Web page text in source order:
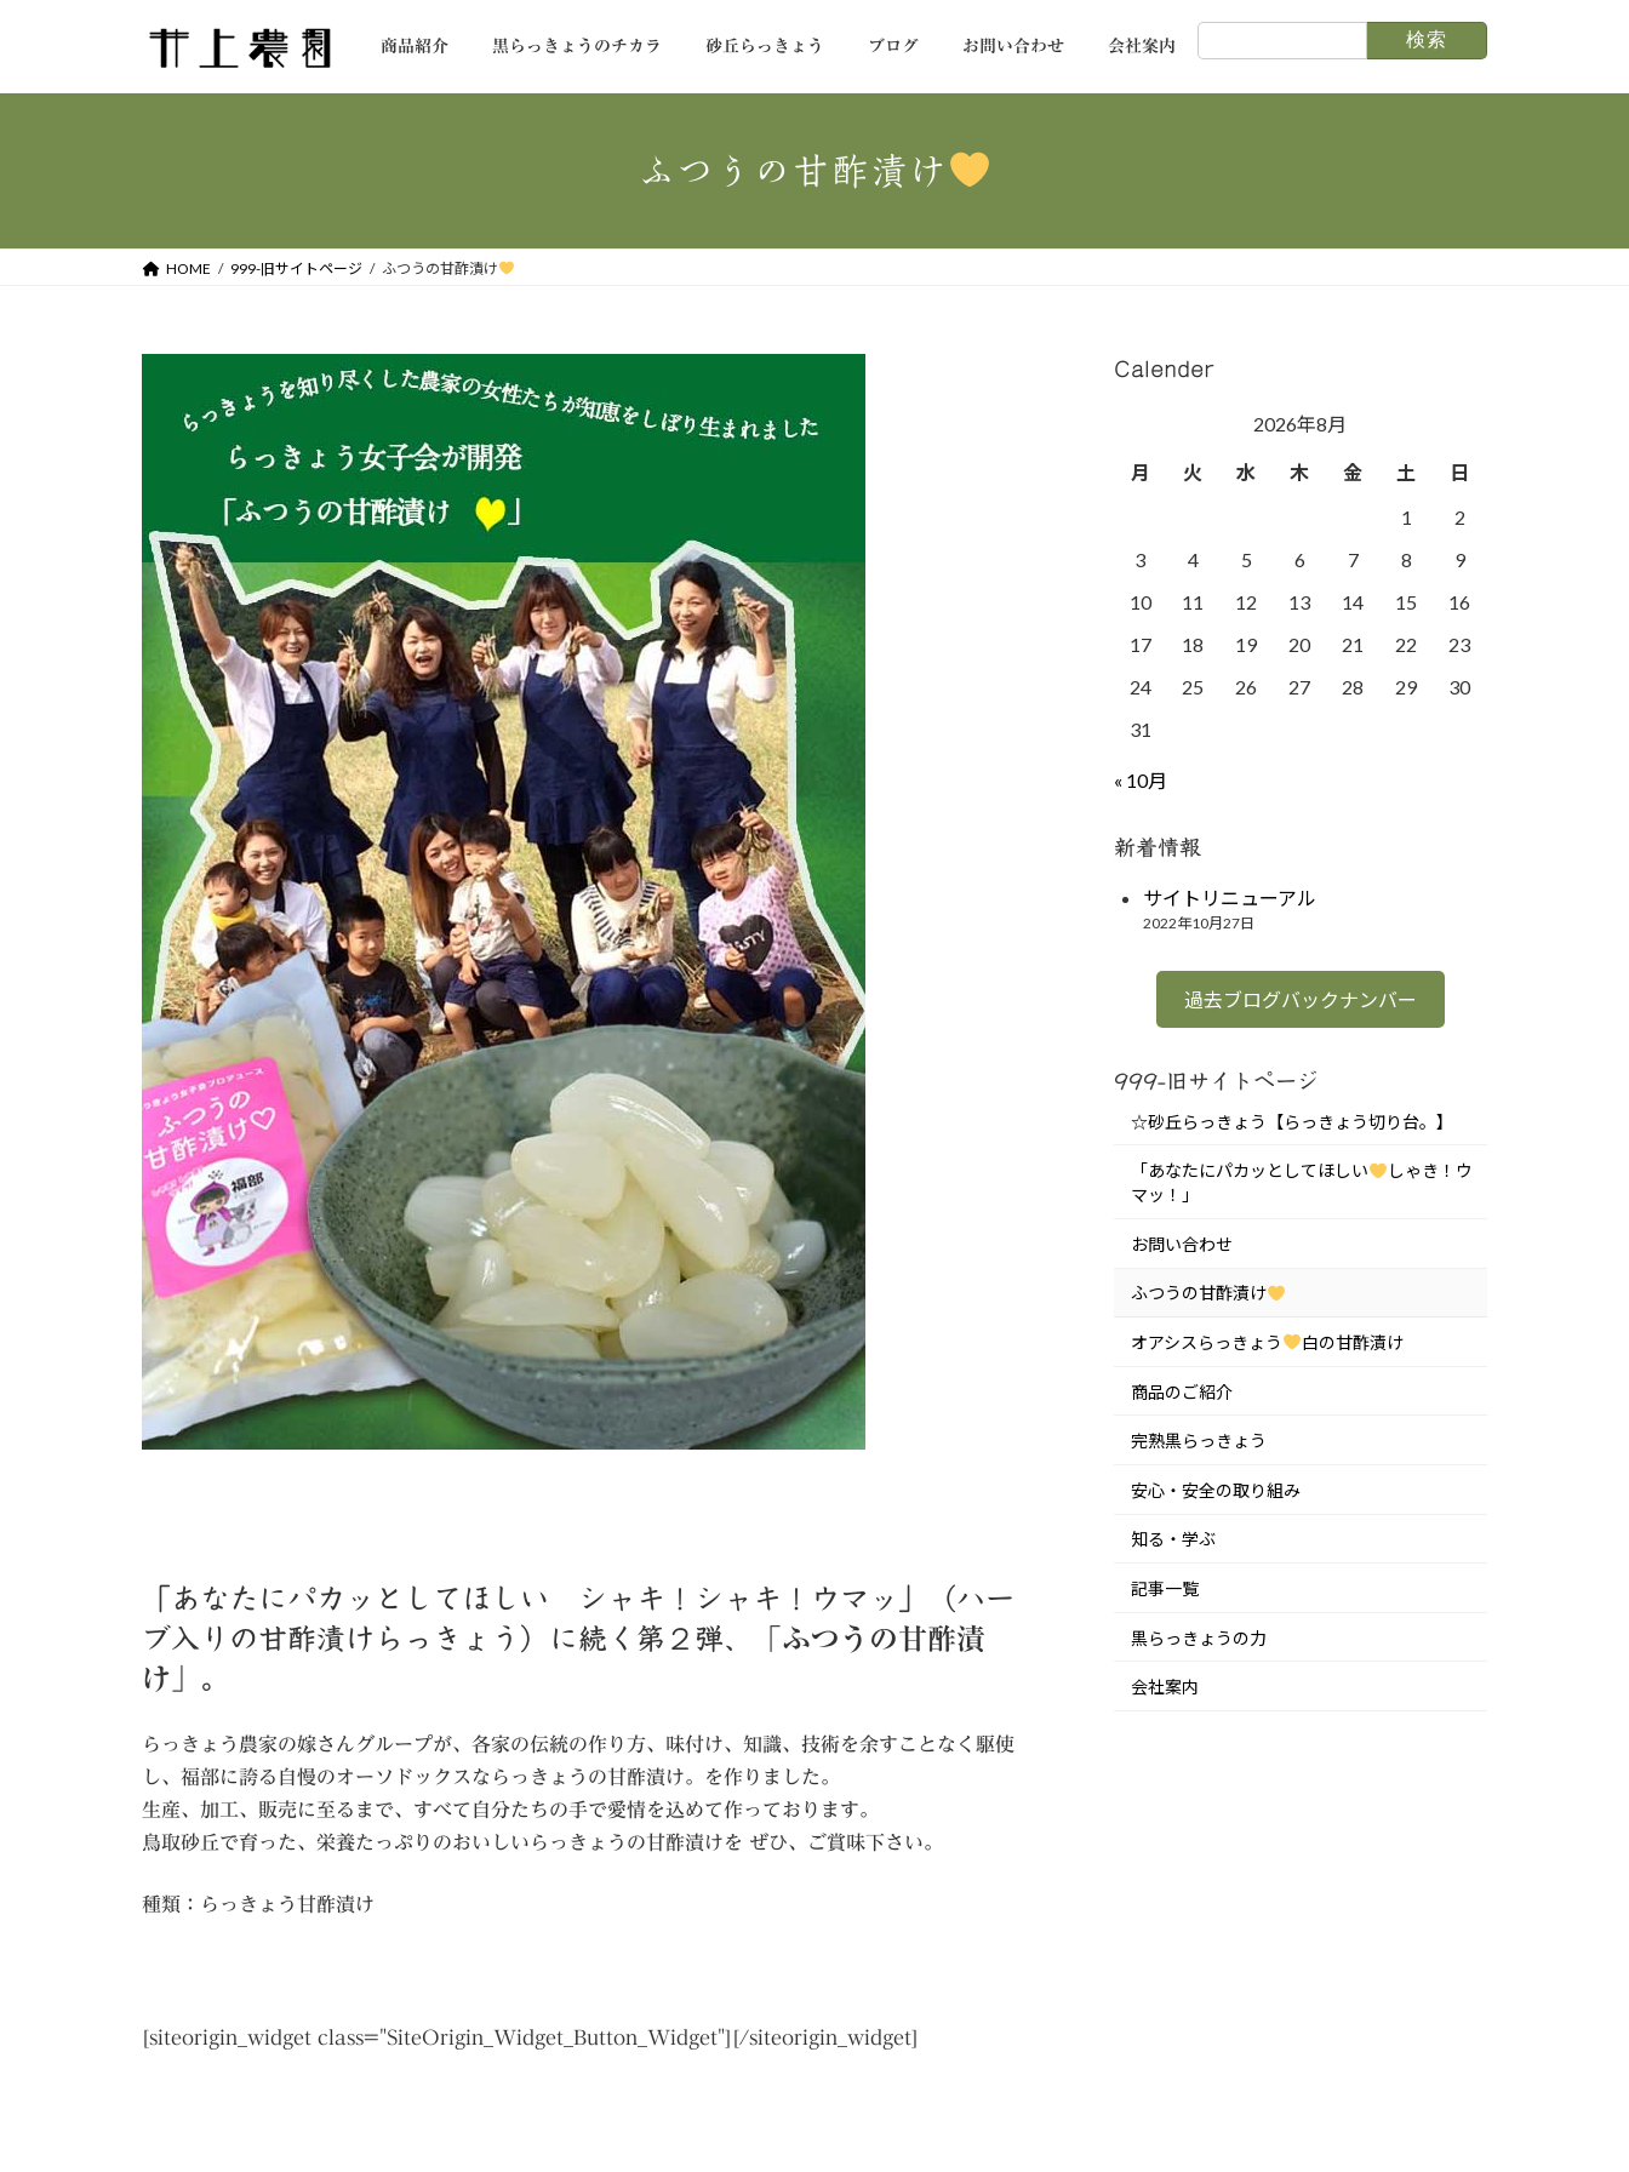
ン
ッ
ー
移
商品紹介 黒らっきょうのチカラ 砂丘らっきょう ブログ お問い合わせ 会社案内
索:
ふつうの甘酢漬け
HOME 999-旧サイトページ ふつうの甘酢漬け
「あなたにパカッとしてほしい シャキ！シャキ！ウマッ」（ハー
ブ入りの甘酢漬けらっきょう）に続く第２弾、
「ふつうの甘酢漬
け」 。
らっきょう農家の嫁さんグループが、各家の伝統の作り方、味付け、知識、技術を余すことなく駆使
し、福部に誇る自慢のオーソドックスならっきょうの甘酢漬け。を作りました。
生産、加工、販売に至るまで、すべて自分たちの手で愛情を込めて作っております。
鳥取砂丘で育った、栄養たっぷりのおいしいらっきょうの甘酢漬けを ぜひ、ご賞味下さい。
種類：らっきょう甘酢漬け
[siteorigin_widget class="SiteOrigin_Widget_Button_Widget"] [/siteorigin_widget]
Calender
2026年8月
月 火 水 木 金 土
日
1
2
3
4 5 6 7 8
9
10
11 12 13 14 15
16
17
18 19 20 21 22
23
24
25 26 27 28 29
30
31
« 10月
新着情報
サイトリニューアル
2022年10月27日
過去ブログバックナンバー
999-旧サイトページ
☆砂丘らっきょう【らっきょう切り台。】
「あなたにパカッとしてほしい
しゃき！ウ
マッ！」
お問い合わせ
ふつうの甘酢漬け
オアシスらっきょう 白の甘酢漬け
商品のご紹介
完熟黒らっきょう
安心・安全の取り組み
知る・学ぶ
記事一覧
黒らっきょうの力
会社案内